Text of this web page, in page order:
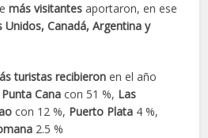
más visitantes aportaron, en ese
Unidos, Canadá, Argentina y
turistas recibieron en el año
Punta Cana con 51 %, Las
con 12 %, Puerto Plata 4 %,
2.5 %